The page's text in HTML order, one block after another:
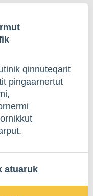
qinnuteqarit
pingaarnertut
atuaruk